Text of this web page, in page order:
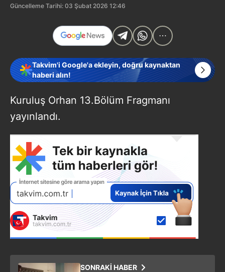
Güncelleme Tarihi: 03 Şubat 2026 12:46
Takvim'i Google'a ekleyin, doğru kaynaktan
haberi alın!
Kuruluş Orhan 13.Bölüm Fragmanı
yayınlandı.
SONRAKİ HABER